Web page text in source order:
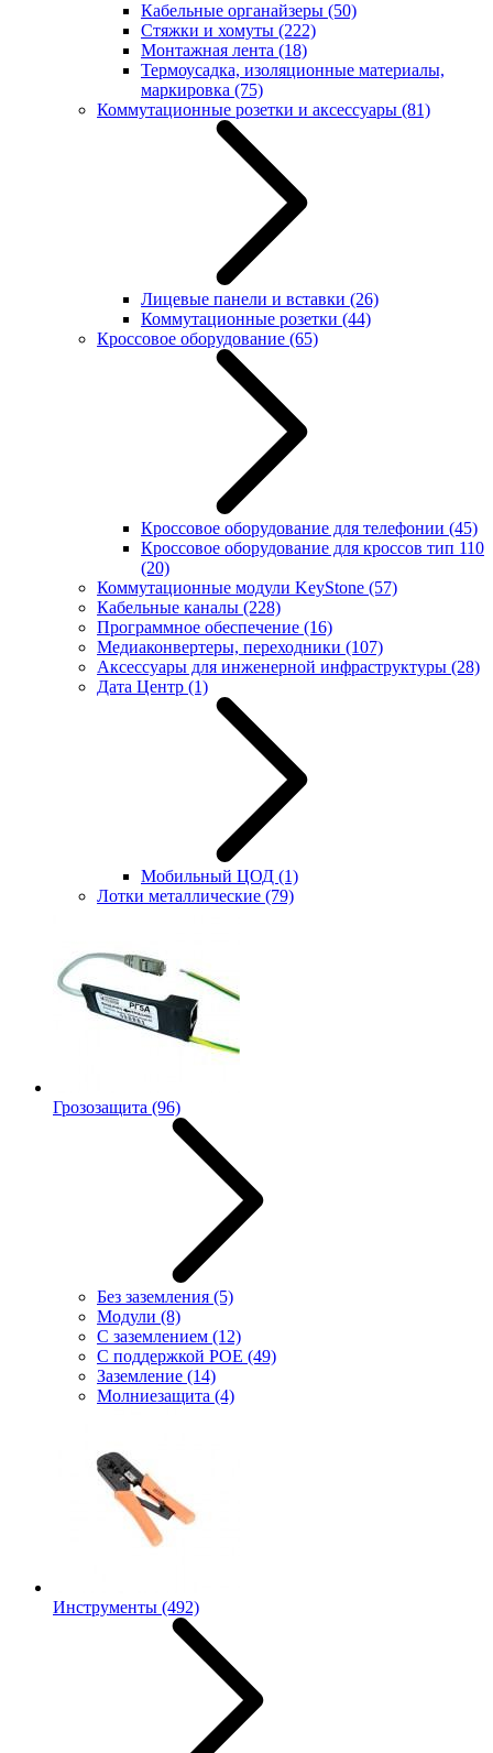
Кабельные органайзеры (50)
Стяжки и хомуты (222)
Монтажная лента (18)
Термоусадка, изоляционные материалы,
маркировка (75)
Коммутационные розетки и аксессуары (81)
Лицевые панели и вставки (26)
Коммутационные розетки (44)
Кроссовое оборудование (65)
Кроссовое оборудование для телефонии (45)
Кроссовое оборудование для кроссов тип 110
(20)
Коммутационные модули KeyStone (57)
Кабельные каналы (228)
Программное обеспечение (16)
Медиаконвертеры, переходники (107)
Аксессуары для инженерной инфраструктуры (28)
Дата Центр (1)
Мобильный ЦОД (1)
Лотки металлические (79)
Грозозащита (96)
Без заземления (5)
Модули (8)
С заземлением (12)
С поддержкой POE (49)
Заземление (14)
Молниезащита (4)
Инструменты (492)